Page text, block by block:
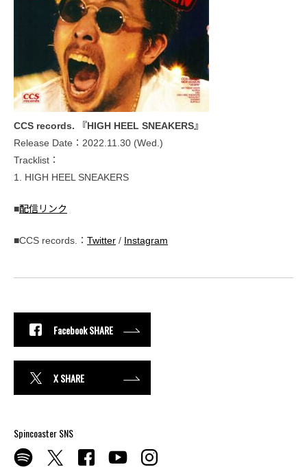
CCS records. 『HIGH HEEL SNEAKERS』
Release Date：2022.11.30 (Wed.)
Tracklist：
1. HIGH HEEL SNEAKERS
■配信リンク
■CCS records.： Twitter / Instagram
Facebook SHARE
X SHARE
Spincoaster SNS